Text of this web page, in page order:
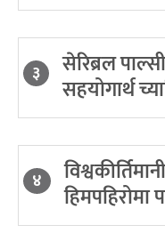
३ सेरिब्रल
सहयोगार्थ
४ हिमपहिरोमा